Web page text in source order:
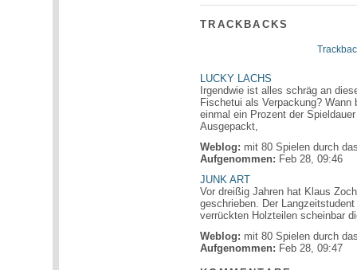
TRACKBACKS
LUCKY LACHS
Irgendwie ist alles schräg an
Fischetui als Verpackung?
einmal ein Prozent der
Ausgepackt,
Weblog: mit 80 Spielen durch
Aufgenommen: Feb 28, 09:46
JUNK ART
Vor dreißig Jahren hat Klaus
geschrieben. Der
verrückten Holzteilen scheinbar
Weblog: mit 80 Spielen durch
Aufgenommen: Feb 28, 09:47